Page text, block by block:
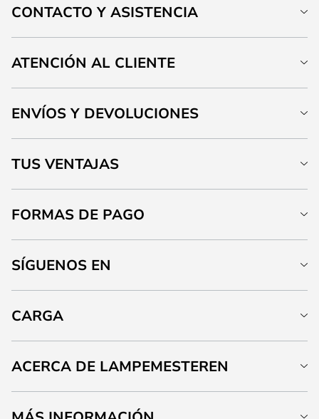
CONTACTO Y ASISTENCIA
ATENCIÓN AL CLIENTE
ENVÍOS Y DEVOLUCIONES
TUS VENTAJAS
FORMAS DE PAGO
SÍGUENOS EN
CARGA
ACERCA DE LAMPEMESTEREN